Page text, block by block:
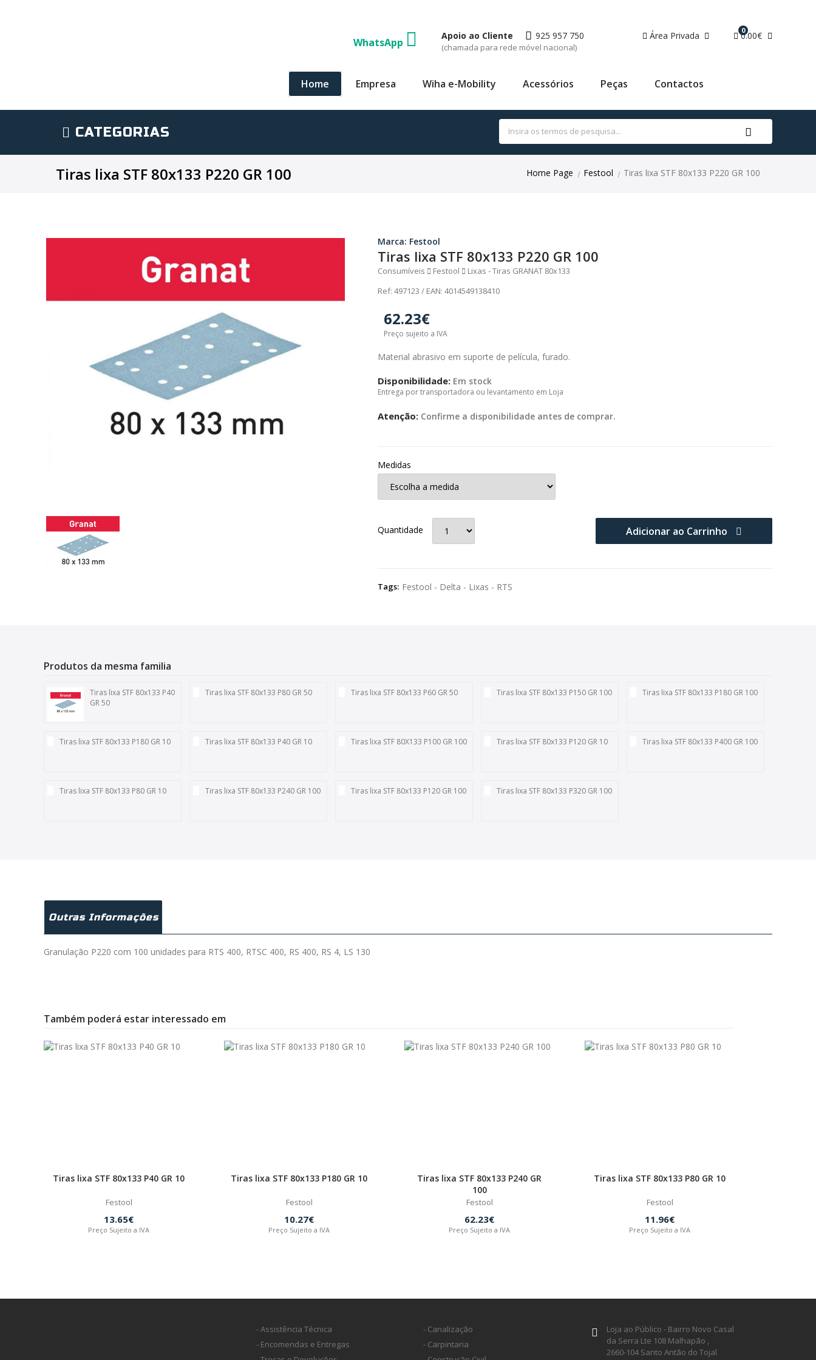
WhatsApp
Apoio ao Cliente 925 957 750
(chamada para rede móvel nacional)
Área Privada 0
0.00€
Home Empresa Wiha e-Mobility Acessórios Peças Contactos
CATEGORIAS
Home Page | Festool | Tiras lixa STF 80x133 P220 GR 100
Tiras lixa STF 80x133 P220 GR 100
Marca: Festool
Tiras lixa STF 80x133 P220 GR 100
Consumíveis Festool
Lixas - Tiras GRANAT 80x133
Ref: 497123 / EAN: 4014549138410
62.23€
Preço sujeito a IVA
Material abrasivo em suporte de película, furado.
Disponibilidade: Em stock
Entrega por transportadora ou levantamento em Loja
Atenção: Confirme a disponibilidade antes de comprar.
Medidas
Quantidade Adicionar ao Carrinho
Tags: Festool - Delta - Lixas - RTS
Produtos da mesma familia
Tiras lixa STF 80x133 P40
GR 50
Tiras lixa STF 80x133 P80 GR 50 Tiras lixa STF 80x133 P60 GR 50 Tiras lixa STF 80x133 P150 GR 100 Tiras lixa STF 80x133 P180 GR 100
Tiras lixa STF 80x133 P180 GR 10 Tiras lixa STF 80x133 P40 GR 10 Tiras lixa STF 80X133 P100 GR 100 Tiras lixa STF 80x133 P120 GR 10 Tiras lixa STF 80x133 P400 GR 100
Tiras lixa STF 80x133 P80 GR 10 Tiras lixa STF 80x133 P240 GR 100 Tiras lixa STF 80x133 P120 GR 100 Tiras lixa STF 80x133 P320 GR 100
Outras Informações
Granulação P220 com 100 unidades para RTS 400, RTSC 400, RS 400, RS 4, LS 130
Também poderá estar interessado em
Tiras lixa STF 80x133 P40 GR 10
Festool
13.65€
Preço Sujeito a IVA
Tiras lixa STF 80x133 P180 GR 10
Festool
10.27€
Preço Sujeito a IVA
Tiras lixa STF 80x133 P240 GR
100
Festool
62.23€
Preço Sujeito a IVA
Tiras lixa STF 80x133 P80 GR 10
Festool
11.96€
Preço Sujeito a IVA
- Assistência Técnica
- Encomendas e Entregas
- Canalização
- Carpintaria
Loja ao Público - Bairro Novo Casal
da Serra Lte 108 Malhapão ,
2660-104 Santo Antão do Tojal